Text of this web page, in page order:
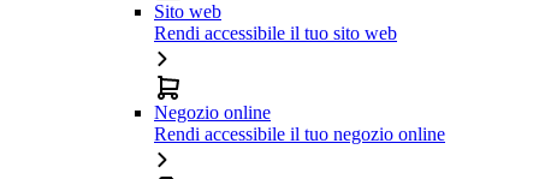
Sito web
Rendi accessibile il tuo sito web
Negozio online
Rendi accessibile il tuo negozio online